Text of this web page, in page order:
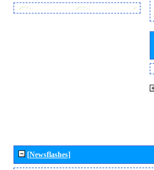
[Newsflashes]